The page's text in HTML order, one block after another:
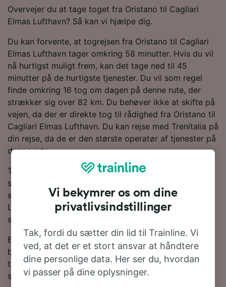
Overvejer du at tage toget fra Oristano til Cagliari
Elmas Lufthavn? Så kan vi hjælpe dig.
Du kan forvente, at togrejsen fra Oristano til Cagliari
Elmas Lufthavn tager omkring 58 minutter. Hvis du vil
nå hurtigst muligt frem, kan det tage ned til 45
minutter på de hurtigste tjenester. Du vil som regel
finde omkring 16 tog om dagen på denne rute, der
strækker sig over 82 km. Du behøver ikke at skifte på
vejen, da der er direkte tog til rådighed fra Oristano til
Cagliari Elmas Lufthavn. Du kan rejse med Trenitalia på
din rejse, da de er den største operatør af tjenester på
denne rute.
Togbilletter fra Oristano til Cagliari Elmas Lufthavn er
som regel billigere, når du bestiller i forvejen
sammenlignet med billetter købt på selve rejsedagen.
Lav en søgning i vores Rejseplanlægger for at se de
seneste priser.
Er du klar til at bestille? Begynd din søgning efter
billige togbilletter med os i dag. Læs mere om vores
togplan, hvor du kan se de første og sidste togtider
samt tips til, hvordan du finder billige togbilletter.
Vi bekymrer os om dine
privatlivsindstillinger
Tak, fordi du sætter din lid til Trainline. Vi
ved, at det er et stort ansvar at håndtere
dine personlige data. Her ser du, hvordan
vi passer på dine oplysninger.